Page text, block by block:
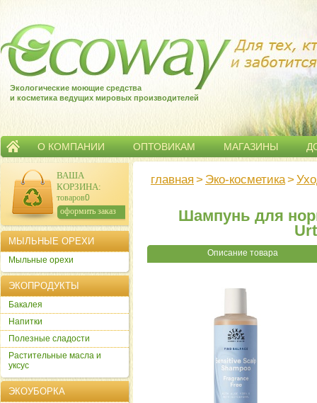
Экологические моющие средства
и косметика ведущих мировых производителей
О КОМПАНИИ ОПТОВИКАМ МАГАЗИНЫ
главная > Эко-косметика>
Шампунь для
Описание товара
ВАША
КОРЗИНА:
товаров:0
сумма: 0р.
оформить заказ
МЫЛЬНЫЕ ОРЕХИ
Мыльные орехи
ЭКОПРОДУКТЫ
Бакалея
Напитки
Полезные сладости
Растительные масла и
уксус
ЭКОУБОРКА